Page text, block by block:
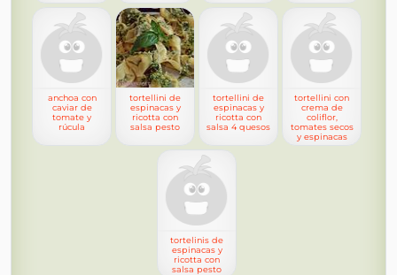
anchoa con
caviar de
tomate y
rúcula
tortellini de
espinacas y
ricotta con
salsa pesto
tortellini de
espinacas y
ricotta con
salsa 4 quesos
tortellini con
crema de
coliflor,
tomates secos
y espinacas
tortelinis de
espinacas y
ricotta con
salsa pesto